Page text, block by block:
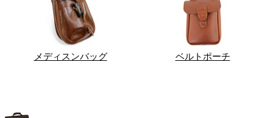
メディスンバッグ ベルトポーチ